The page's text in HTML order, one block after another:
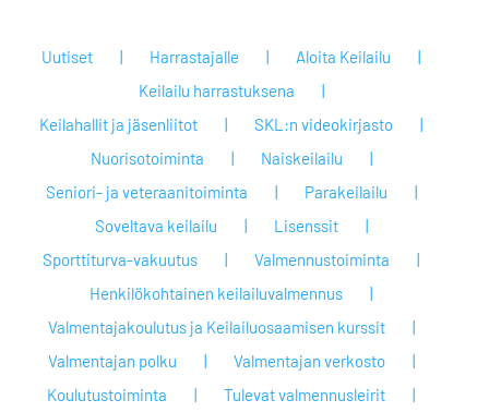
Uutiset Harrastajalle
Aloita Keilailu
Keilailu harrastuksena
Keilahallit ja jäsenliitot
SKL:n videokirjasto
Nuorisotoiminta
Naiskeilailu
Seniori- ja veteraanitoiminta
Parakeilailu
Soveltava keilailu
Lisenssit
Sporttiturva-vakuutus
Valmennustoiminta
Henkilökohtainen keilailuvalmennus
Valmentajakoulutus ja Keilailuosaamisen kurssit
Valmentajan polku
Valmentajan verkosto
Koulutustoiminta
Tulevat valmennusleirit